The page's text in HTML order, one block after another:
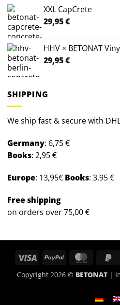
XXL CapCrete
29,95€
HHV × BETONAT
29,95€
SHIPPING
We ship fast & secure with
Germany: 6,75 €
Books: 2,95 €
Europe: 13,95€ Books: 3,95 €
Freeshipping
on orders over 75,00 €
Visa PayPal
Copyright 2026 © BETONAT|